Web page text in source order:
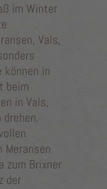
im Winter
Vals,
können in
beim
in Vals,
Meransen
zum Brixner
der